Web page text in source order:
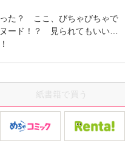
った？ ここ、びちゃびちゃで
ード！？ 見られてもいい…
紙書籍で買う